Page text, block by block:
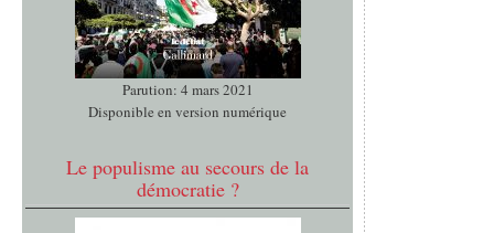
Parution: 4 mars 2021
Disponible en version numérique
Le populisme au secours de la
démocratie ?